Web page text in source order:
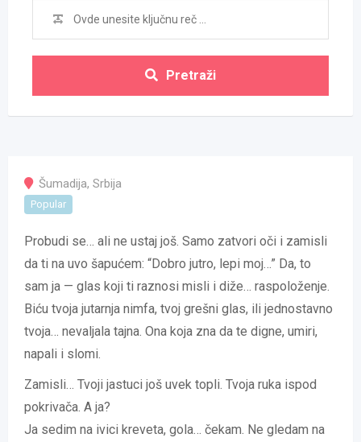
Pretraži
Šumadija, Srbija
Popular
Probudi se… ali ne ustaj još. Samo zatvori oči i zamisli
da ti na uvo šapućem: “Dobro jutro, lepi moj…” Da, to
sam ja — glas koji ti raznosi misli i diže… raspoloženje.
Biću tvoja jutarnja nimfa, tvoj grešni glas, ili jednostavno
tvoja… nevaljala tajna. Ona koja zna da te digne, umiri,
napali i slomi.
Zamisli… Tvoji jastuci još uvek topli. Tvoja ruka ispod
pokrivača. A ja?
Ja sedim na ivici kreveta, gola… čekam. Ne gledam na